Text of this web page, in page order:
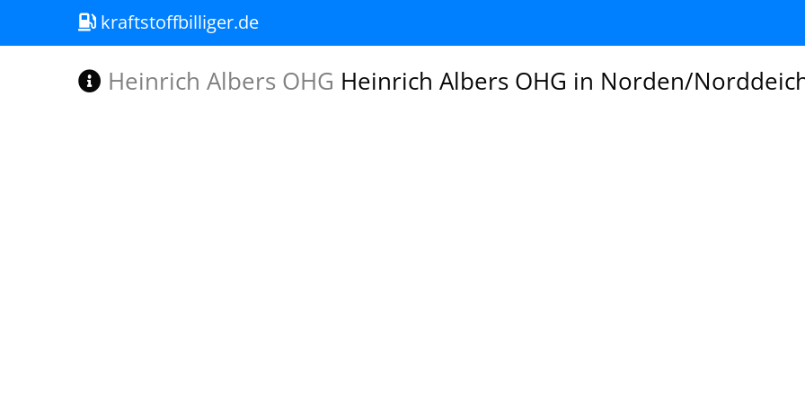
kraftstoffbilliger.de
Heinrich Albers OHG Heinrich Albers OHG in Norden/